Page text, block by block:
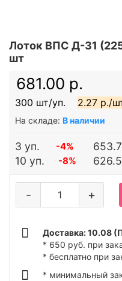
Лоток ВПС Д-31
шт
681.00 р.
300 шт/уп. 2.27 р./
На складе: В наличии
3 уп. -4%
10 уп.
-8%
+
-
Доставка: 10.08
* 650 руб. при
* бесплатно при
* минимальный